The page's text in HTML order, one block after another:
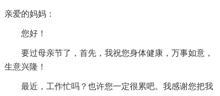
亲爱的妈妈：
您好！
要过母亲节了，首先，我祝您身体健康，万事如意，
生意兴隆！
最近，工作忙吗？也许您一定很累吧。我感谢您把我